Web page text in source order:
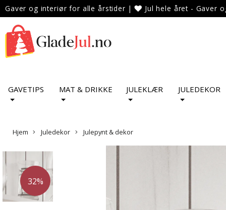
Gaver og interiør for alle årstider | Jul hele året - Gaver
GAVETIPS MAT & DRIKKE JULEKLÆR JULEDEKOR
Hjem Juledekor Julepynt & dekor
32%